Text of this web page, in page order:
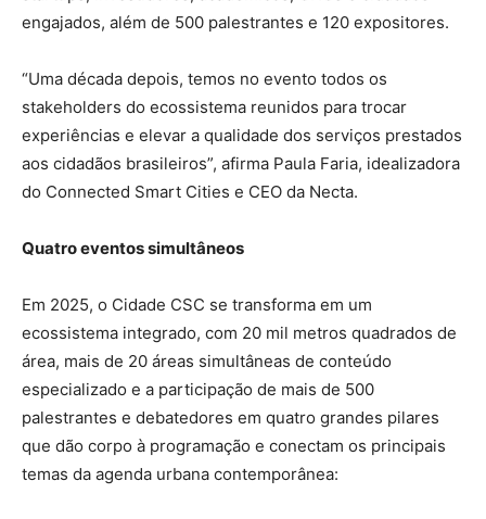
engajados, além de 500 palestrantes e 120 expositores.
“Uma década depois, temos no evento todos os
stakeholders do ecossistema reunidos para trocar
experiências e elevar a qualidade dos serviços prestados
aos cidadãos brasileiros”, afirma Paula Faria, idealizadora
do Connected Smart Cities e CEO da Necta.
Quatro eventos simultâneos
Em 2025, o Cidade CSC se transforma em um
ecossistema integrado, com 20 mil metros quadrados de
área, mais de 20 áreas simultâneas de conteúdo
especializado e a participação de mais de 500
palestrantes e debatedores em quatro grandes pilares
que dão corpo à programação e conectam os principais
temas da agenda urbana contemporânea: